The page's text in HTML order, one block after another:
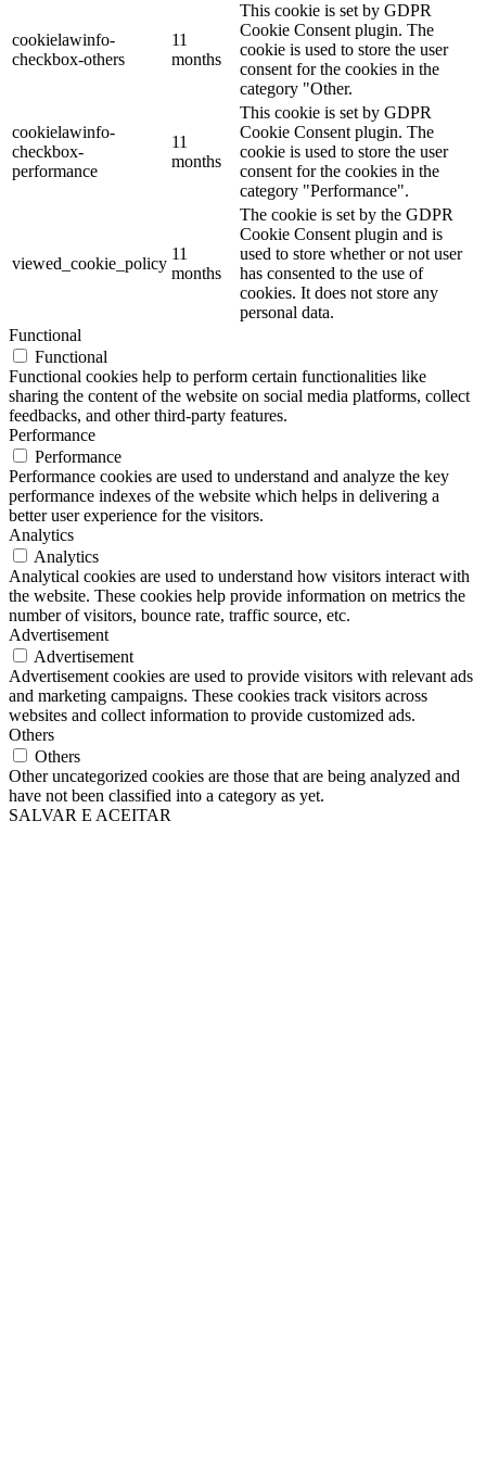
cookielawinfo-
checkbox-others
11
months
This cookie is set by GDPR
Cookie Consent plugin. The
cookie is used to store the user
consent for the cookies in the
category "Other.
cookielawinfo-
checkbox-
performance
11
months
This cookie is set by GDPR
Cookie Consent plugin. The
cookie is used to store the user
consent for the cookies in the
category "Performance".
viewed_cookie_policy
11
months
The cookie is set by the GDPR
Cookie Consent plugin and is
used to store whether or not user
has consented to the use of
cookies. It does not store any
personal data.
Functional
Functional
Functional cookies help to perform certain functionalities like
sharing the content of the website on social media platforms, collect
feedbacks, and other third-party features.
Performance
Performance
Performance cookies are used to understand and analyze the key
performance indexes of the website which helps in delivering a
better user experience for the visitors.
Analytics
Analytics
Analytical cookies are used to understand how visitors interact with
the website. These cookies help provide information on metrics the
number of visitors, bounce rate, traffic source, etc.
Advertisement
Advertisement
Advertisement cookies are used to provide visitors with relevant ads
and marketing campaigns. These cookies track visitors across
websites and collect information to provide customized ads.
Others
Others
Other uncategorized cookies are those that are being analyzed and
have not been classified into a category as yet.
SALVAR E ACEITAR